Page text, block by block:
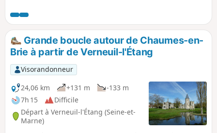
qu'une ferme à l'architecture étonnante en plein cœur de la
Brie.
Grande boucle autour de Chaumes-en-
Brie à partir de Verneuil-l'Étang
Visorandonneur
24,06 km
+131 m
-133 m
7h 15
Difficile
Départ à Verneuil-l'Étang (Seine-et-
Marne)